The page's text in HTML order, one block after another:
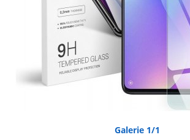
Galerie 1/1